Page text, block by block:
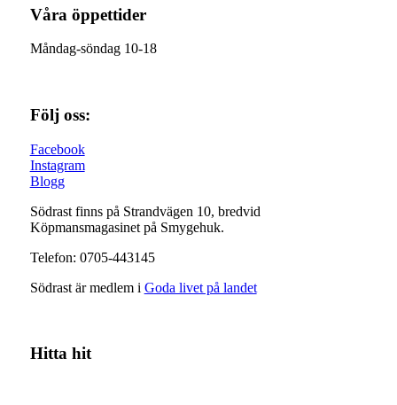
Våra öppettider
Måndag-söndag 10-18
Följ oss:
Facebook
Instagram
Blogg
Södrast finns på Strandvägen 10, bredvid
Köpmansmagasinet på Smygehuk.
Telefon: 0705-443145
Södrast är medlem i Goda livet på landet
Hitta hit